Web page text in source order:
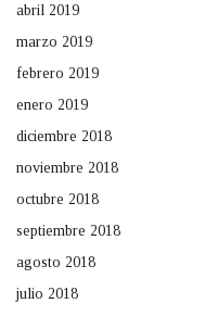
abril 2019
marzo 2019
febrero 2019
enero 2019
diciembre 2018
noviembre 2018
octubre 2018
septiembre 2018
agosto 2018
julio 2018